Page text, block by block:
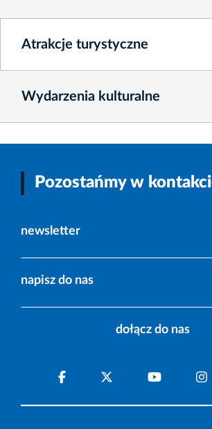
Atrakcje turystyczne
Wydarzenia kulturalne
Pozostańmy w
newsletter
napisz do nas
dołącz do nas